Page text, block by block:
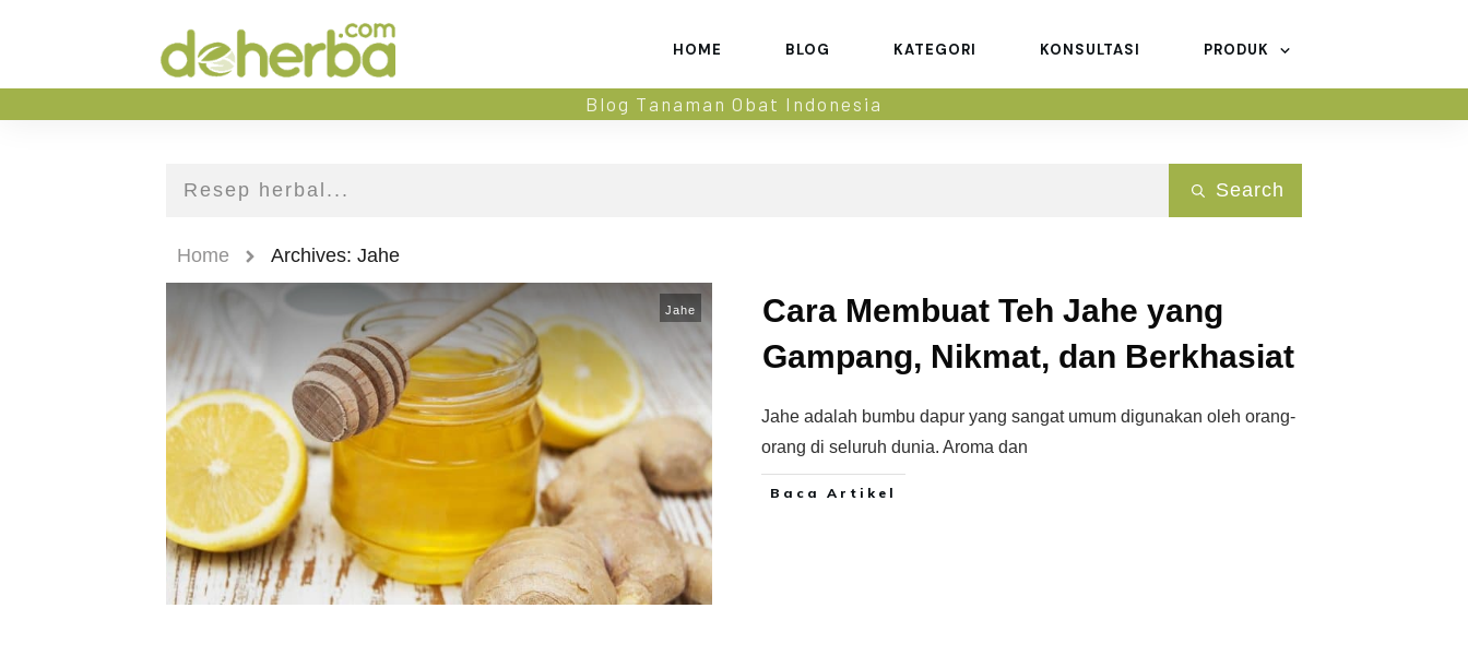
HOME BLOG KATEGORI KONSULTASI PRODUK
Blog Tanaman Obat Indonesia
Search
Home Archives: Jahe
Jahe
Cara Membuat Teh Jahe yang
Gampang, Nikmat, dan Berkhasiat
Jahe adalah bumbu dapur yang sangat umum digunakan oleh orang-
orang di seluruh dunia. Aroma dan
Baca Artikel